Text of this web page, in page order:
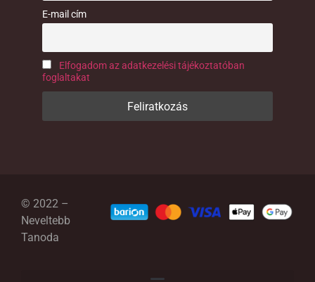
E-mail cím
Elfogadom az adatkezelési tájékoztatóban
foglaltakat
© 2022 –
Neveltebb
Tanoda